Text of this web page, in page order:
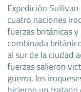
Expedición
cuatro naciones
fuerzas británicas
combinada
al sur de la ciudad
fuerzas salieron
guerra, los